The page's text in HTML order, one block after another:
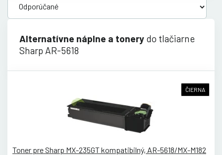
Alternatívne náplne a tonery do tlačiarne
Sharp AR-5618
ČIERNA
Toner pre Sharp MX-235GT kompatibilný, AR-5618/MX-M182